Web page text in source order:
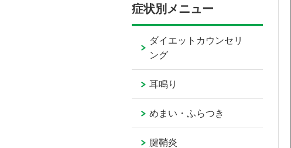
症状別メニュー
ダイエットカウンセリ
ング
耳鳴り
めまい・ふらつき
腱鞘炎